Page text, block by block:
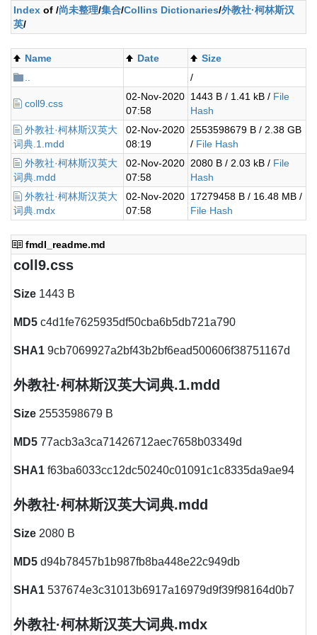
Index of /尚未整理/集合/Collins Dictionaries/外教社·柯林斯汉
英/
Name Date
Size
/
coll9.css
02-Nov-2020
07:58
1443 B / 1.41 kB / File
Hash
外教社·柯林斯汉英大
词典.1.mdd
02-Nov-2020
08:19
2553598679 B / 2.38 GB
/ File Hash
外教社·柯林斯汉英大
词典.mdd
02-Nov-2020
07:58
2080 B / 2.03 kB / File
Hash
外教社·柯林斯汉英大
词典.mdx
02-Nov-2020
07:58
17279458 B / 16.48 MB /
File Hash
fmdl_readme.md
coll9.css
Size 1443 B
MD5 c4d1fe7625935df50cba6b5db721a790
SHA1 9cb7069927a2bf43b2bf6ead500606f38751167d
外教社·柯林斯汉英大词典.1.mdd
Size 2553598679 B
MD5 77acb3a3ca71426712aec7658b03349d
SHA1 f63ba6033cc12dc50240c01091c1c8335da9ae94
外教社·柯林斯汉英大词典.mdd
Size 2080 B
MD5 d94b78457b1b987fb8ba448e22c949db
SHA1 537674e3c31013b6917a16979d9f39f98164d0b7
外教社·柯林斯汉英大词典.mdx